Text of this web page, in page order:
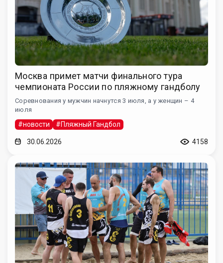
Москва примет матчи финального тура
чемпионата России по пляжному гандболу
Соревнования у мужчин начнутся 3 июля, а у женщин – 4
июля
#новости #Пляжный Гандбол
30.06.2026 4158